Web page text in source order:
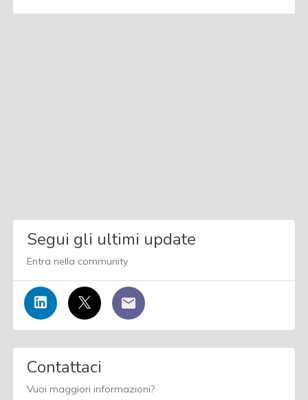
Segui gli ultimi update
Entra nella community
Contattaci
Vuoi maggiori informazioni?